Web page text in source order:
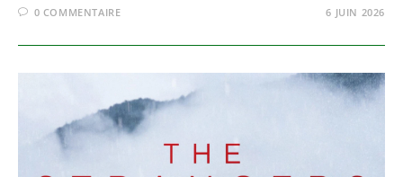
0 COMMENTAIRE 6 JUIN 2026